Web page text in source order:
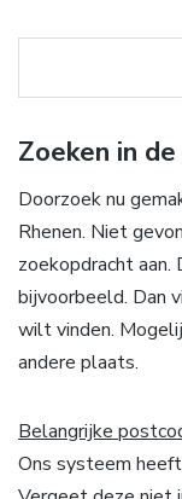
Zoeken in
Doorzoek nu
Rhenen. Niet
zoekopdracht aan.
bijvoorbeeld. Dan
wilt vinden.
andere plaats.
Belangrijke
Ons systeem